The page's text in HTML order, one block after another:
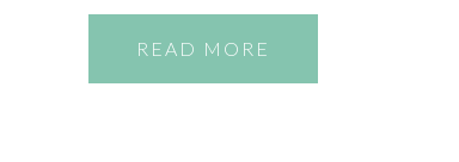
READ MORE